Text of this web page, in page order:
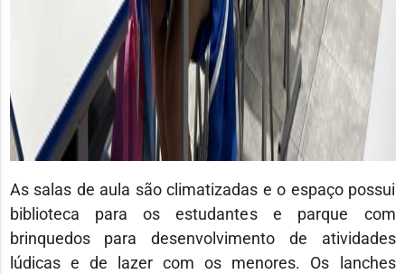
As salas de aula são climatizadas e o espaço possui
biblioteca para os estudantes e parque com
brinquedos para desenvolvimento de atividades
lúdicas e de lazer com os menores. Os lanches